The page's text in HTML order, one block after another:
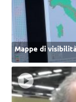
Mappe di